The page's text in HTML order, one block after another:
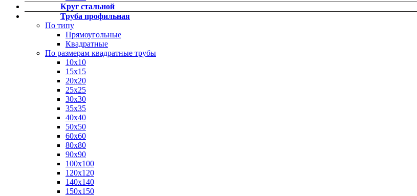
Фитинги
Фитинги резьбовые латунные
Фитинги резьбовые стальные
Хомуты стальные
Круг стальной
Труба профильная
По типу
Прямоугольные
Квадратные
По размерам квадратные трубы
10х10
15х15
20х20
25х25
30х30
35х35
40х40
50х50
60х60
80х80
90х90
100х100
120х120
140х140
150х150